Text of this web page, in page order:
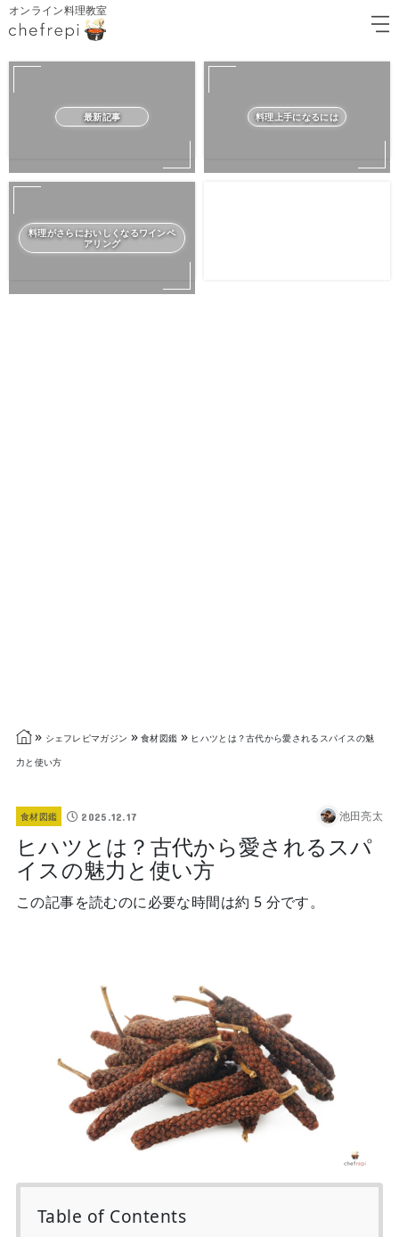
オンライン料理教室
最新記事 料理上手になるには
料理がさらにおいしくなるワインペ
アリング
» シェフレピマガジン » 食材図鑑 » ヒハツとは？古代から愛されるスパイスの魅
力と使い方
食材図鑑 2025.12.17 池田亮太
ヒハツとは？古代から愛されるスパ
イスの魅力と使い方
この記事を読むのに必要な時間は約 5 分です。
Table of Contents